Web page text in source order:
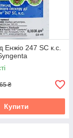
Енжіо 247 SC к.с.
₴
Купити